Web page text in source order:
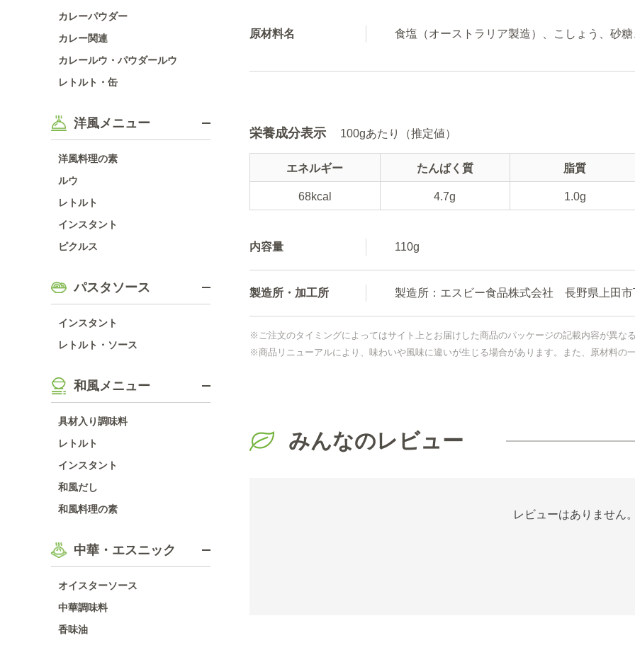
カレーパウダー
カレー関連
カレールウ・パウダールウ
レトルト・缶
洋風メニュー
洋風料理の素
ルウ
レトルト
インスタント
ピクルス
パスタソース
インスタント
レトルト・ソース
和風メニュー
具材入り調味料
レトルト
インスタント
和風だし
和風料理の素
中華・エスニック
オイスターソース
中華調味料
香味油
原材料名 食塩（オーストラリア製造）、こしょう、砂
栄養成分表示 100gあたり（推定値）
エネルギー
68kcal
たんぱく質
4.7g
脂質
1.0g
内容量 110g
製造所・加工所 製造所：エスビー食品株式会社 長野県上田市
※ご注文のタイミングによってはサイト上とお届けした商品のパッケージの記載内容が異なる
※商品リニューアルにより、味わいや風味に違いが生じる場合があります。また、原材料の
みんなのレビュー
レビューはありません。